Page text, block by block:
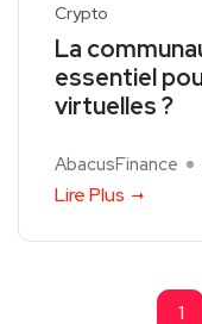
Crypto
La
essentiel
virtuelles ?
AbacusFinance
Lire Plus
1